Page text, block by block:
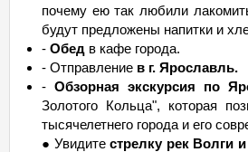
почему ею так любили
будут предложены напитки и
- Обед в кафе города.
- Отправление в г. Ярославль.
- Обзорная экскурсия по
Золотого Кольца", которая
тысячелетнего города и его
● Увидитестрелку рек Волги